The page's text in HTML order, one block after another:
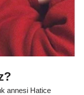
annesi Hatice